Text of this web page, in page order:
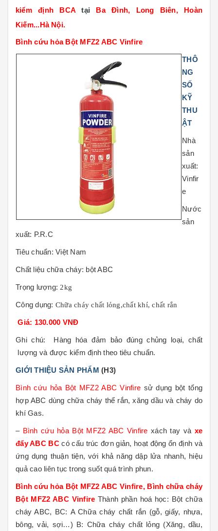
kiểm định BCA tại
Ba Đình, Long Biên, Hoàn
Kiếm...Hà Nội.
Bình cứu hỏa Bột MFZ2 ABC Vinfire
THÔ
NG
SỐ
KỸ
THU
ẬT
Nhà
sản
xuất:
Vinfir
e
Nước
sản
xuất: P.R.C
Tiêu chuẩn: Việt Nam
Chất liệu chữa cháy: bột ABC
Trọng lượng: 2kg
Công dụng: Chữa cháy chất lỏng,chất khí, chất rắn
Giá: 130.000 VNĐ
Ghi chú: Hàng hóa đảm bảo đúng chủng loại, chất
lượng và được kiểm định theo tiêu chuẩn.
GIỚI THIỆU SẢN PHẨM (H3)
Bình cứu hỏa Bột MFZ2 ABC Vinfire sử dụng bột tổng
hợp ABC dùng chữa cháy thể rắn, xăng dầu và cháy do
khí Gas.
– Bình cứu hỏa Bột MFZ2 ABC Vinfire xách tay và xe
đẩy ABC BC có cấu trúc đơn giản, hoạt động ổn định và
ứng dụng thuận tiện, với khả năng dập lửa nhanh, hiệu
quả cao liên tục trong suốt quá trình phun.
Bình cứu hỏa Bột MFZ2 ABC Vinfire, Bình chữa cháy
Bột MFZ2 ABC Vinfire Thành phần hoá học: Bột chữa
cháy ABC, BC: A Chữa cháy chất rắn (gỗ, giấy, nhựa,
bông, vải, sợi…) B: Chữa cháy chất lỏng (Xăng, dầu,